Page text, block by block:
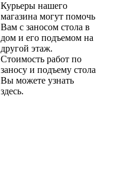
Курьеры нашего
магазина могут помочь
Вам с заносом стола в
дом и его подъемом на
другой этаж.
Стоимость работ по
заносу и подъему стола
Вы можете узнать
здесь.